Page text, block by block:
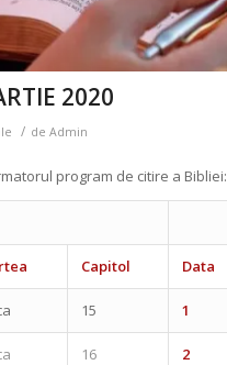
2020
/ de Admin
program de citire a Bibliei:
Capitol Data
15 1
16 2